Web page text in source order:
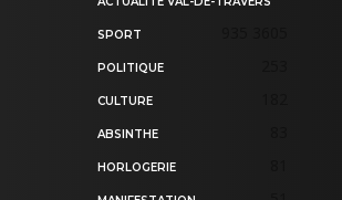
SPORT
POLITIQUE
CULTURE
ABSINTHE
HORLOGERIE